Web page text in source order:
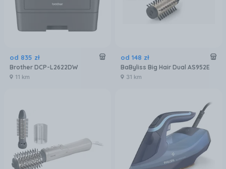
od 835 zł
Brother DCP-L2622DW
11 km
od 148 zł
BaByliss Big Hair Dual AS952E
31 km